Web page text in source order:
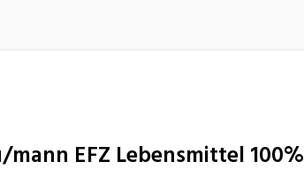
EFZ Lebensmittel 100%